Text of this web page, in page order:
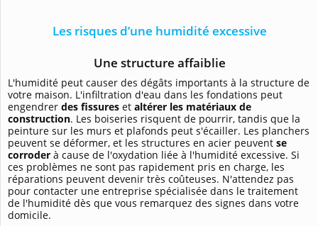
Les risques d’une humidité excessive
Une structure affaiblie
L'humidité peut causer des dégâts importants à la structure de
votre maison. L'infiltration d'eau dans les fondations peut
engendrer des fissures et altérer les matériaux de
construction. Les boiseries risquent de pourrir, tandis que la
peinture sur les murs et plafonds peut s'écailler. Les planchers
peuvent se déformer, et les structures en acier peuvent se
corroder à cause de l'oxydation liée à l'humidité excessive. Si
ces problèmes ne sont pas rapidement pris en charge, les
réparations peuvent devenir très coûteuses. N'attendez pas
pour contacter une entreprise spécialisée dans le traitement
de l'humidité dès que vous remarquez des signes dans votre
domicile.